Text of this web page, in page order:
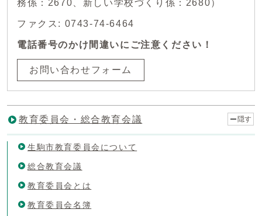
務係：2670、新しい学校づくり係：2680）
ファクス: 0743-74-6464
電話番号のかけ間違いにご注意ください！
お問い合わせフォーム
教育委員会・総合教育会議 隠す
生駒市教育委員会について
総合教育会議
教育委員会とは
教育委員会名簿